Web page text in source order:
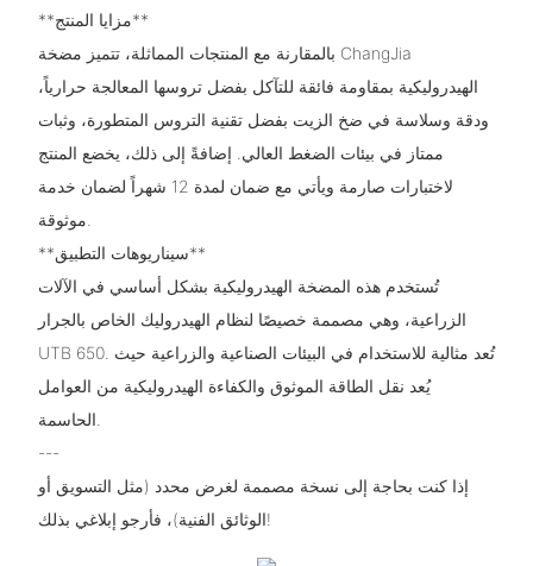
**مزايا المنتج**
بالمقارنة مع المنتجات المماثلة، تتميز مضخة ChangJia
الهيدروليكية بمقاومة فائقة للتآكل بفضل تروسها المعالجة حرارياً،
ودقة وسلاسة في ضخ الزيت بفضل تقنية التروس المتطورة، وثبات
ممتاز في بيئات الضغط العالي. إضافةً إلى ذلك، يخضع المنتج
لاختبارات صارمة ويأتي مع ضمان لمدة 12 شهراً لضمان خدمة
**سيناريوهات التطبيق**
تُستخدم هذه المضخة الهيدروليكية بشكل أساسي في الآلات
الزراعية، وهي مصممة خصيصًا لنظام الهيدروليك الخاص بالجرار
UTB 650. تُعد مثالية للاستخدام في البيئات الصناعية والزراعية حيث
يُعد نقل الطاقة الموثوق والكفاءة الهيدروليكية من العوامل
---
إذا كنت بحاجة إلى نسخة مصممة لغرض محدد (مثل التسويق أو
الوثائق الفنية)، فأرجو إبلاغي بذلك!